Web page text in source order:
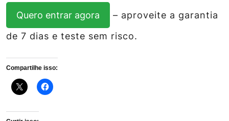
Quero entrar agora
– aproveite a garantia
de 7 dias e teste sem risco.
Compartilhe isso: